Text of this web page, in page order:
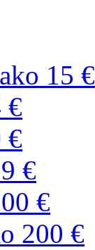
15 €
€
€
€
€
200 €